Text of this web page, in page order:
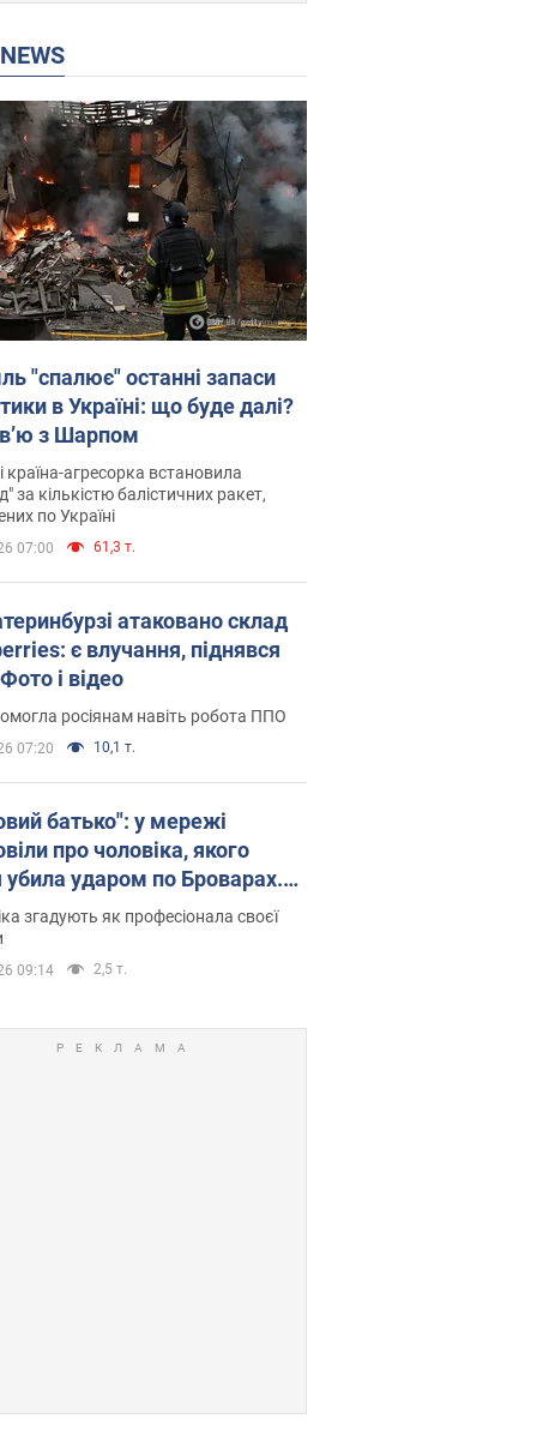
NEWS
"спалює" останні запаси
в Україні: що буде далі?
з Шарпом
країна-агресорка встановила
за кількістю балістичних ракет,
по Україні
07:00 61,3 т.
атаковано склад
є влучання, піднявся
і відео
росіянам навіть робота ППО
07:20 10,1 т.
батько": у мережі
про чоловіка, якого
убила ударом по Броварах.
згадують як професіонала своєї
09:14 2,5 т.